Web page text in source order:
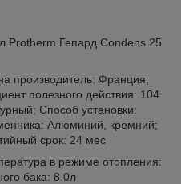
Protherm Гепард Condens 25
производитель: Франция;
полезного действия: 104
Способ установки:
Алюминий, кремний;
срок: 24 мес
в режиме отопления:
бака: 8.0л